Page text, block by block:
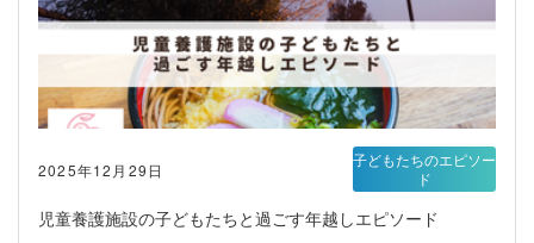
2025年12月29日
児童養護施設の子どもたちと過ごす年越しエピソード
子どもたちのエピソー
ド